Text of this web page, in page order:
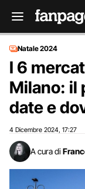
Natale 2024
I 6
Milano: il
date e
4 Dicembre 2024 17:27
A cura di